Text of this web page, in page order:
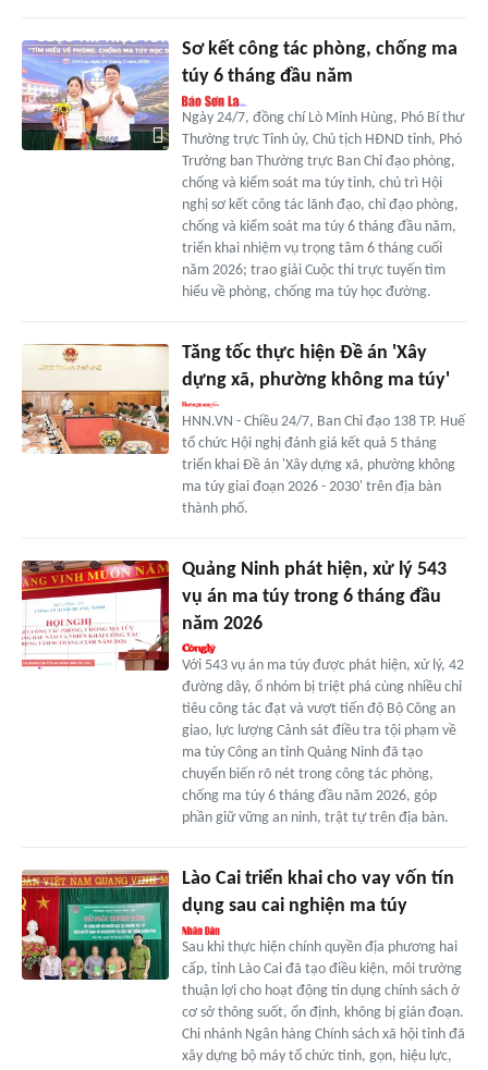
Sơ kết công tác phòng, chống ma
túy 6 tháng đầu năm
Ngày 24/7, đồng chí Lò Minh Hùng, Phó Bí thư
Thường trực Tỉnh ủy, Chủ tịch HĐND tỉnh, Phó
Trưởng ban Thường trực Ban Chỉ đạo phòng,
chống và kiểm soát ma túy tỉnh, chủ trì Hội
nghị sơ kết công tác lãnh đạo, chỉ đạo phòng,
chống và kiểm soát ma túy 6 tháng đầu năm,
triển khai nhiệm vụ trọng tâm 6 tháng cuối
năm 2026; trao giải Cuộc thi trực tuyến tìm
hiểu về phòng, chống ma túy học đường.
Tăng tốc thực hiện Đề án 'Xây
dựng xã, phường không ma túy'
HNN.VN - Chiều 24/7, Ban Chỉ đạo 138 TP. Huế
tổ chức Hội nghị đánh giá kết quả 5 tháng
triển khai Đề án 'Xây dựng xã, phường không
ma túy giai đoạn 2026 - 2030' trên địa bàn
thành phố.
Quảng Ninh phát hiện, xử lý 543
vụ án ma túy trong 6 tháng đầu
năm 2026
Với 543 vụ án ma túy được phát hiện, xử lý, 42
đường dây, ổ nhóm bị triệt phá cùng nhiều chỉ
tiêu công tác đạt và vượt tiến độ Bộ Công an
giao, lực lượng Cảnh sát điều tra tội phạm về
ma túy Công an tỉnh Quảng Ninh đã tạo
chuyển biến rõ nét trong công tác phòng,
chống ma túy 6 tháng đầu năm 2026, góp
phần giữ vững an ninh, trật tự trên địa bàn.
Lào Cai triển khai cho vay vốn tín
dụng sau cai nghiện ma túy
Sau khi thực hiện chính quyền địa phương hai
cấp, tỉnh Lào Cai đã tạo điều kiện, môi trường
thuận lợi cho hoạt động tín dụng chính sách ở
cơ sở thông suốt, ổn định, không bị gián đoạn.
Chi nhánh Ngân hàng Chính sách xã hội tỉnh đã
xây dựng bộ máy tổ chức tinh, gọn, hiệu lực,